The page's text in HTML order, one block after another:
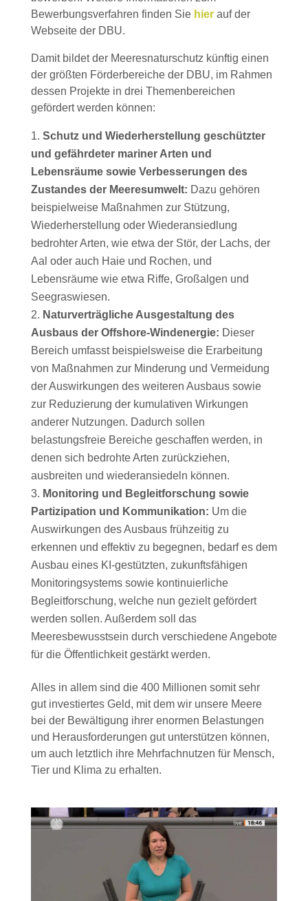
Bewerbungsverfahren finden Sie hierauf der
Webseite der DBU.
Damit bildet der Meeresnaturschutz künftig einen
der größten Förderbereiche der DBU, im Rahmen
dessen Projekte in drei Themenbereichen
gefördert werden können:
Schutz und Wiederherstellung geschützter
und gefährdeter mariner Arten und
Lebensräume sowie Verbesserungen des
Zustandes der Meeresumwelt: Dazu gehören
beispielweise Maßnahmen zur Stützung,
Wiederherstellung oder Wiederansiedlung
bedrohter Arten, wie etwa der Stör, der Lachs, der
Aal oder auch Haie und Rochen, und
Lebensräume wie etwa Riffe, Großalgen und
Seegraswiesen.
Naturverträgliche Ausgestaltung des
Ausbaus der Offshore-Windenergie: Dieser
Bereich umfasst beispielsweise die Erarbeitung
von Maßnahmen zur Minderung und Vermeidung
der Auswirkungen des weiteren Ausbaus sowie
zur Reduzierung der kumulativen Wirkungen
anderer Nutzungen. Dadurch sollen
belastungsfreie Bereiche geschaffen werden, in
denen sich bedrohte Arten zurückziehen,
ausbreiten und wiederansiedeln können.
Monitoring und Begleitforschung sowie
Partizipation und Kommunikation: Um die
Auswirkungen des Ausbaus frühzeitig zu
erkennen und effektiv zu begegnen, bedarf es dem
Ausbau eines KI-gestützten, zukunftsfähigen
Monitoringsystems sowie kontinuierliche
Begleitforschung, welche nun gezielt gefördert
werden sollen. Außerdem soll das
Meeresbewusstsein durch verschiedene Angebote
für die Öffentlichkeit gestärkt werden.
Alles in allem sind die 400 Millionen somit sehr
gut investiertes Geld, mit dem wir unsere Meere
bei der Bewältigung ihrer enormen Belastungen
und Herausforderungen gut unterstützen können,
um auch letztlich ihre Mehrfachnutzen für Mensch,
Tier und Klima zu erhalten.